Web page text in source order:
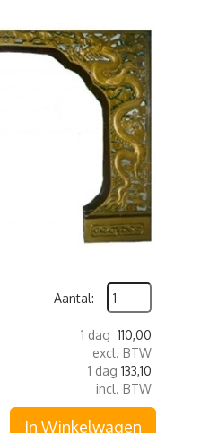
Aantal:
1 dag 110,00
excl. BTW
1 dag 133,10
incl. BTW
In Winkelwagen